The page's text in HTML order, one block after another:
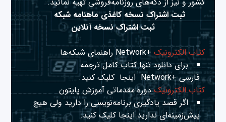
ثبت اشتراک نسخه کاغذی ماهنامه شبکه
ثبت اشتراک نسخه آنلاین
کتاب الکترونیک+Network راهنمای شبکه‌ها
برای دانلود تنها کتاب کامل ترجمه
فارسی +Network
اینجا کلیک کنید.
کتاب الکترونیکدوره مقدماتی آموزش پایتون
اگر قصد یادگیری برنامه‌نویسی را دارید ولی هیچ
پیش‌زمینه‌ای نداریداینجا کلیک کنید.